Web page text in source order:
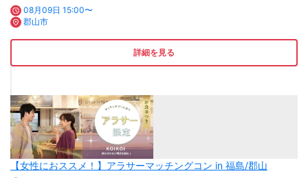
08月09日 15:00〜
郡山市
詳細を見る
【女性におススメ！】アラサーマッチングコン in 福島/郡山